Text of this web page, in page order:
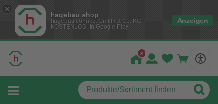
hagebau shop
hagebau connect GmbH & Co. KG
KOSTENLOS- In Google Play
Anzeigen